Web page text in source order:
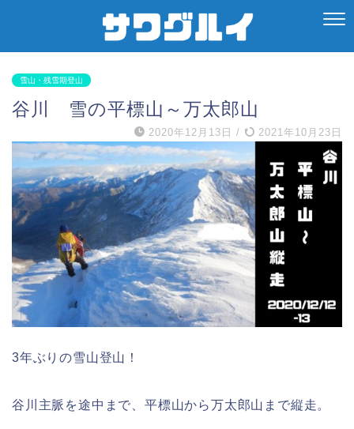
雪山・残雪期登山
谷川 雪の平標山～万太郎山
2020年12月13日 / 2021年10月23日
3年ぶりの雪山登山！
谷川主脈を途中まで、平標山から万太郎山まで縦走。